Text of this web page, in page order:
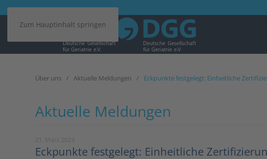
Zum Hauptinhalt springen
Über uns Aktuelle Meldungen Eckpunkte festgelegt: Einheitliche
Aktuelle Meldungen
Eckpunkte festgelegt: Einheitliche